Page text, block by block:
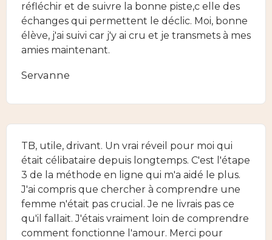
réfléchir et de suivre la bonne piste,c elle des
échanges qui permettent le déclic. Moi, bonne
élève, j'ai suivi car j'y ai cru et je transmets à mes
amies maintenant.
Servanne
TB, utile, drivant. Un vrai réveil pour moi qui
était célibataire depuis longtemps. C'est l'étape
3 de la méthode en ligne qui m'a aidé le plus.
J'ai compris que chercher à comprendre une
femme n'était pas crucial. Je ne livrais pas ce
qu'il fallait. J'étais vraiment loin de comprendre
comment fonctionne l'amour. Merci pour